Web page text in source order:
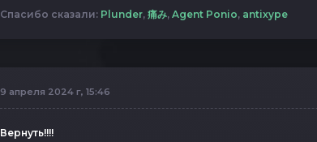
Спасибо сказали: Plunder, 痛み, Agent Ponio, antixype
9 апреля 2024 г, 15:46
Вернуть!!!!